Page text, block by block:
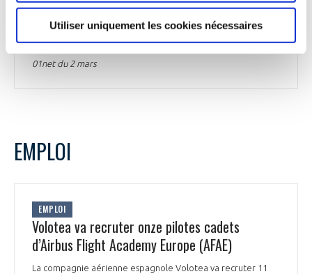
Utiliser uniquement les cookies nécessaires
causée par une cyber-attaque (…). L'enquête est en cours,
mais à ce jour les données des clients n'auraient pas été
01net du 2 mars
EMPLOI
EMPLOI
Volotea va recruter onze pilotes cadets
d’Airbus Flight Academy Europe (AFAE)
La compagnie aérienne espagnole Volotea va recruter 11